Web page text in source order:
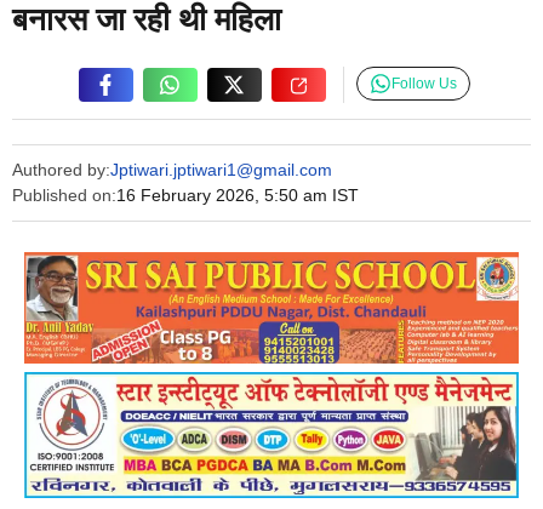
बनारस जा रही थी महिला
Authored by:Jptiwari.jptiwari1@gmail.com
Published on:16 February 2026, 5:50 am IST
Follow Us